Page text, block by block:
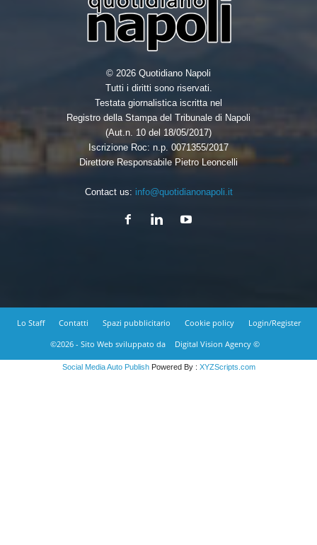
© 2026 Quotidiano Napoli
Tutti i diritti sono riservati.
Testata giornalistica iscritta nel
Registro della Stampa del Tribunale di Napoli
(Aut.n. 10 del 18/05/2017)
Iscrizione Roc: n.p. 0071355/2017
Direttore Responsabile Pietro Leoncelli
Contact us: info@quotidianonapoli.it
Lo Staff Contatti Spazi pubblicitario Cookie policy
Login/Register
©2026 - Sito Web sviluppato da
Digital Vision Agency ©
Social Media Auto PublishPowered By : XYZScripts.com